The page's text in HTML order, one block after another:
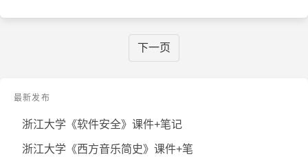
下一页
最新发布
浙江大学《软件安全》课件+笔记
浙江大学《西方音乐简史》课件+笔